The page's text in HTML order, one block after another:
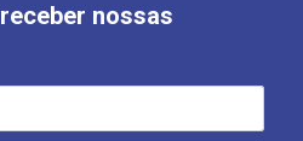
nossas